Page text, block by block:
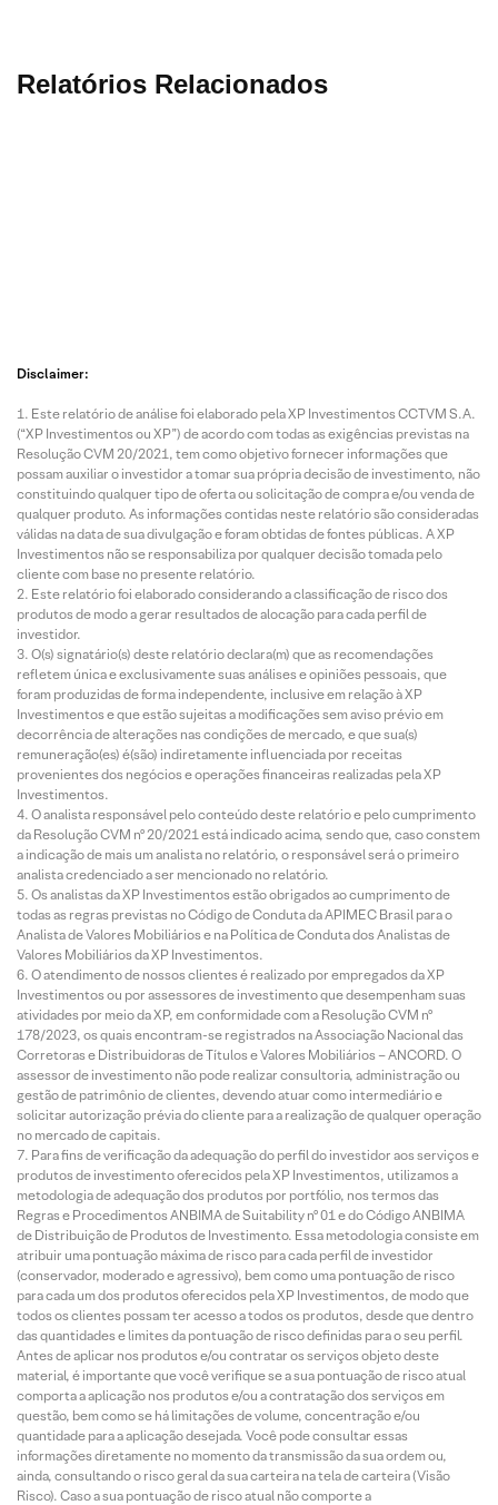
Relatórios Relacionados
de
Capital:
Exporta
ções de
GTD
para os
EUA
voltam
a
ganhar
momen
tum
(FLRY3
):
Compa
rações
mais
desafia
doras
adiante
; D&A
perman
ecer
nos
níveis
atuais
n
(MULT
3):
Colhen
do os
benefíci
os dos
investi
mentos
s
3):
ando
valor
com
Disclaimer:
Este relatório de análise foi elaborado pela XP Investimentos CCTVM S.A.
(“XP Investimentos ou XP”) de acordo com todas as exigências previstas na
Resolução CVM 20/2021, tem como objetivo fornecer informações que
possam auxiliar o investidor a tomar sua própria decisão de investimento, não
constituindo qualquer tipo de oferta ou solicitação de compra e/ou venda de
qualquer produto. As informações contidas neste relatório são consideradas
válidas na data de sua divulgação e foram obtidas de fontes públicas. A XP
Investimentos não se responsabiliza por qualquer decisão tomada pelo
cliente com base no presente relatório.
Este relatório foi elaborado considerando a classificação de risco dos
produtos de modo a gerar resultados de alocação para cada perfil de
investidor.
O(s) signatário(s) deste relatório declara(m) que as recomendações
refletem única e exclusivamente suas análises e opiniões pessoais, que
foram produzidas de forma independente, inclusive em relação à XP
Investimentos e que estão sujeitas a modificações sem aviso prévio em
decorrência de alterações nas condições de mercado, e que sua(s)
remuneração(es) é(são) indiretamente influenciada por receitas
provenientes dos negócios e operações financeiras realizadas pela XP
Investimentos.
O analista responsável pelo conteúdo deste relatório e pelo cumprimento
da Resolução CVM nº 20/2021 está indicado acima, sendo que, caso constem
a indicação de mais um analista no relatório, o responsável será o primeiro
analista credenciado a ser mencionado no relatório.
Os analistas da XP Investimentos estão obrigados ao cumprimento de
todas as regras previstas no Código de Conduta da APIMEC Brasil para o
Analista de Valores Mobiliários e na Política de Conduta dos Analistas de
Valores Mobiliários da XP Investimentos.
O atendimento de nossos clientes é realizado por empregados da XP
Investimentos ou por assessores de investimento que desempenham suas
atividades por meio da XP, em conformidade com a Resolução CVM nº
178/2023, os quais encontram-se registrados na Associação Nacional das
Corretoras e Distribuidoras de Títulos e Valores Mobiliários – ANCORD. O
assessor de investimento não pode realizar consultoria, administração ou
gestão de patrimônio de clientes, devendo atuar como intermediário e
solicitar autorização prévia do cliente para a realização de qualquer operação
no mercado de capitais.
Para fins de verificação da adequação do perfil do investidor aos serviços e
produtos de investimento oferecidos pela XP Investimentos, utilizamos a
metodologia de adequação dos produtos por portfólio, nos termos das
Regras e Procedimentos ANBIMA de Suitability nº 01 e do Código ANBIMA
de Distribuição de Produtos de Investimento. Essa metodologia consiste em
atribuir uma pontuação máxima de risco para cada perfil de investidor
(conservador, moderado e agressivo), bem como uma pontuação de risco
para cada um dos produtos oferecidos pela XP Investimentos, de modo que
todos os clientes possam ter acesso a todos os produtos, desde que dentro
das quantidades e limites da pontuação de risco definidas para o seu perfil.
Antes de aplicar nos produtos e/ou contratar os serviços objeto deste
material, é importante que você verifique se a sua pontuação de risco atual
comporta a aplicação nos produtos e/ou a contratação dos serviços em
questão, bem como se há limitações de volume, concentração e/ou
quantidade para a aplicação desejada. Você pode consultar essas
informações diretamente no momento da transmissão da sua ordem ou,
ainda, consultando o risco geral da sua carteira na tela de carteira (Visão
Risco). Caso a sua pontuação de risco atual não comporte a